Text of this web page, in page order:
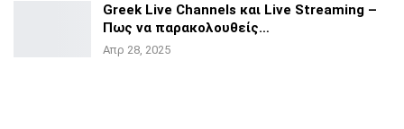
Greek Live Channels και Live Streaming –
Πως να παρακολουθείς…
Απρ 28, 2025